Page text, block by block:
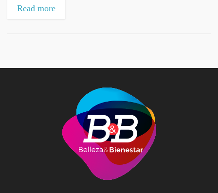
duras...
Read more